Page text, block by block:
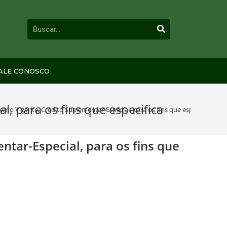
CONOSCO
para os fins que especifica
Vigente, Crédito Suplementar-Especial, para os fins que especifica
Especial, para os fins que